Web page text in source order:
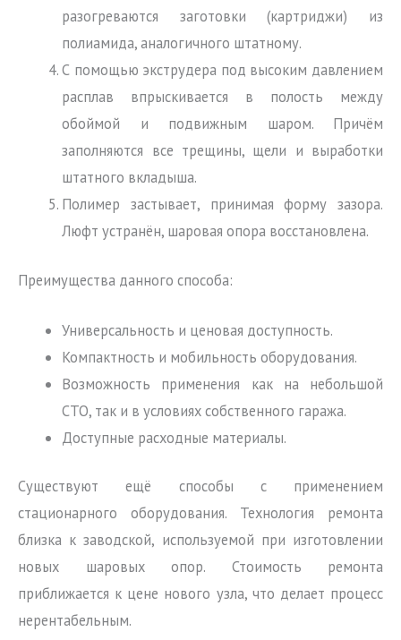
разогреваются заготовки (картриджи) из
полиамида, аналогичного штатному.
С помощью экструдера под высоким давлением
расплав впрыскивается в полость между
обоймой и подвижным шаром. Причём
заполняются все трещины, щели и выработки
штатного вкладыша.
Полимер застывает, принимая форму зазора.
Люфт устранён, шаровая опора восстановлена.
Преимущества данного способа:
Универсальность и ценовая доступность.
Компактность и мобильность оборудования.
Возможность применения как на небольшой
СТО, так и в условиях собственного гаража.
Доступные расходные материалы.
Существуют ещё способы с применением
стационарного оборудования. Технология ремонта
близка к заводской, используемой при изготовлении
новых шаровых опор. Стоимость ремонта
приближается к цене нового узла, что делает процесс
нерентабельным.